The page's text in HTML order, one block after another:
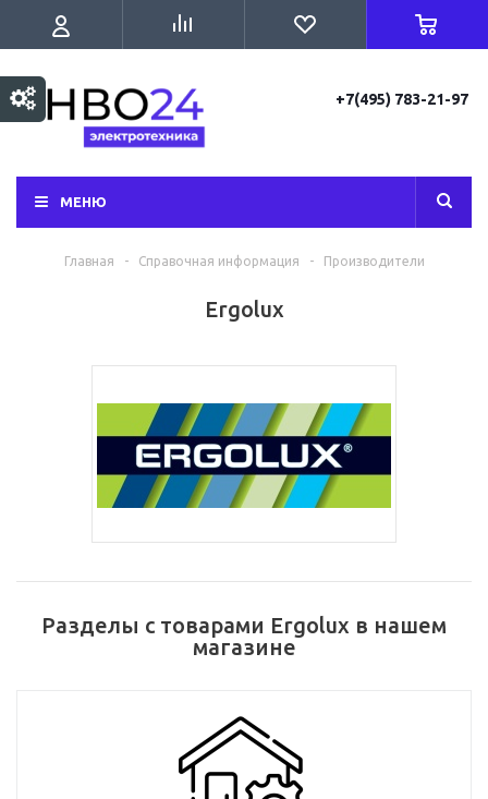
+7(495) 783-21-97
МЕНЮ
Главная - Справочная информация - Производители
Ergolux
Разделы с товарами Ergolux в нашем
магазине